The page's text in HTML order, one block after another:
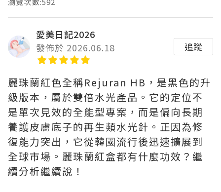
愛美日記2026
發佈於 2026.06.18
追蹤
麗珠蘭紅色全稱Rejuran HB，是黑色的升
級版本，屬於雙倍水光產品。它的定位不
是單次見效的全能型專案，而是偏向長期
養護皮膚底子的再生類水光針。正因為修
復能力突出，它從韓國流行後迅速擴展到
全球市場。麗珠蘭紅盒都有什麼功效？繼
續分析繼續說！